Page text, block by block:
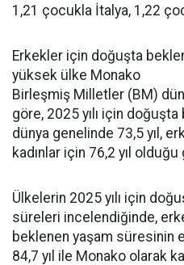
1,21 çocukla İtalya, 1,22
Erkekler için doğuşta
yüksek ülke Monako
Birleşmiş Milletler (BM)
göre, 2025 yılı için
dünya genelinde 73,5 yıl,
kadınlar için 76,2 yıl
Ülkelerin 2025 yılı için
süreleri incelendiğinde,
beklenen yaşam süresinin
84,7 yıl ile Monako olarak